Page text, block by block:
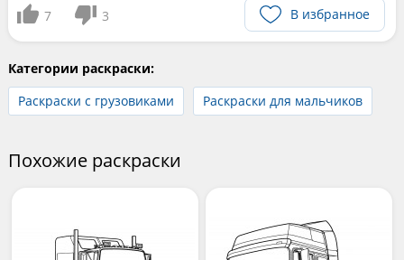
7 3 В избранное
Категории раскраски:
Раскраски с грузовиками
Раскраски для мальчиков
Похожие раскраски